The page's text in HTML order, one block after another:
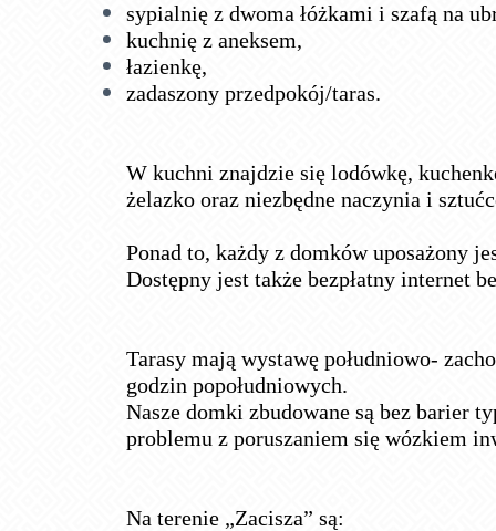
sypialnię z dwoma łóżkami i szafą na
kuchnię z aneksem,
łazienkę,
zadaszony przedpokój/taras.
W kuchni znajdzie się lodówkę,
żelazko oraz niezbędne naczynia i
Ponad to, każdy z domków uposażony
Dostępny jest także bezpłatny internet
Tarasy mają wystawę południowo-
godzin popołudniowych.
Nasze domki zbudowane są bez barier
problemu z poruszaniem się wózkiem
Na terenie „Zacisza” są: